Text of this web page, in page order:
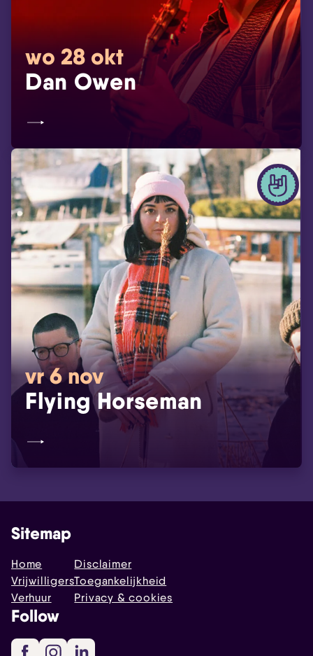
wo 28 okt
Dan Owen
vr 6 nov
Flying Horseman
Sitemap
Home
Vrijwilligers
Verhuur
Disclaimer
Toegankelijkheid
Privacy & cookies
Follow
FacebookInstagram